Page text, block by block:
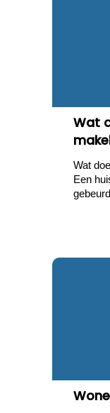
Wat
Wat
Een